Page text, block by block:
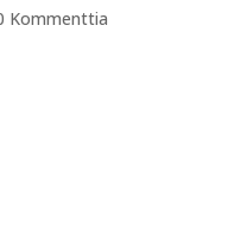
Kommenttia